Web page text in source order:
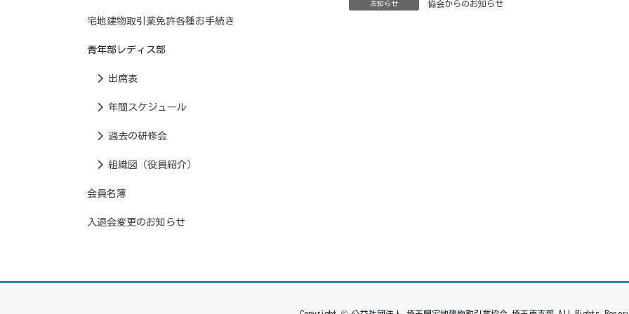
お知らせ 協会からのお知らせ
宅地建物取引業免許各種お手続き
青年部レディス部
出席表
年間スケジュール
過去の研修会
組織図（役員紹介）
会員名簿
入退会変更のお知らせ